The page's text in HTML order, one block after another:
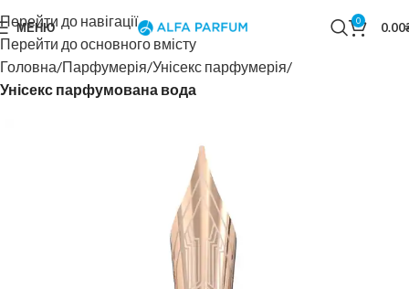
Перейти до навігації
Перейти до основного вмісту
МЕНЮ 0 0.00
Головна Парфумерія Унісекс парфумерія
Унісекс парфумована вода